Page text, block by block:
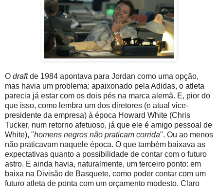
O draftde 1984 apontava para Jordan como uma opção,
mas havia um problema: apaixonado pela Adidas, o atleta
parecia já estar com os dois pés na marca alemã. E, pior do
que isso, como lembra um dos diretores (e atual vice-
presidente da empresa) à época Howard White (Chris
Tucker, num retorno afetuoso, já que ele é amigo pessoal de
White), "homens negros não praticam corrida". Ou ao menos
não praticavam naquele época. O que também baixava as
expectativas quanto a possibilidade de contar com o futuro
astro. E ainda havia, naturalmente, um terceiro ponto: em
baixa na Divisão de Basquete, como poder contar com um
futuro atleta de ponta com um orçamento modesto. Claro